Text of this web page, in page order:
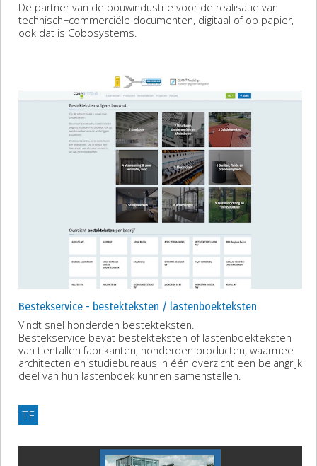
De partner van de bouwindustrie voor de realisatie van
technisch−commerciële documenten, digitaal of op papier,
ook dat is Cobosystems.
Bestekservice - bestekteksten / lastenboekteksten
Vindt snel honderden bestekteksten.
Bestekservice bevat bestekteksten of lastenboekteksten
van tientallen fabrikanten, honderden producten, waarmee
architecten en studiebureaus in één overzicht een belangrijk
deel van hun lastenboek kunnen samenstellen.
TF